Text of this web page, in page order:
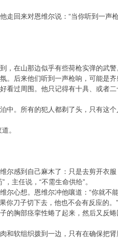
走回来对恩维尔说：“当你听到一声
，在山那边似乎有些荷枪实弹的武
。后来他们听到一声枪响，可能是齐
看过周围。他只记得有十具、或者
中。所有的犯人都剃了头，只有这个
。
尔感到自己麻木了：只是去剪开
主任说，“不需生命供给”。
尔心想。恩维尔冲他嚷道：“你就不
你刀子切下去，他也不会有反应的。”
的胸部痉挛性蜷了起来，然后又反
和软组织拨到一边，只有在确保把